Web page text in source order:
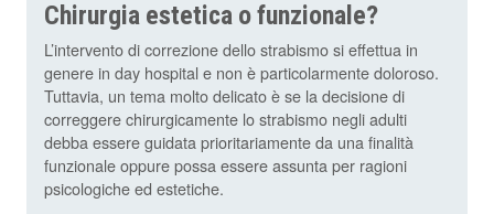
Chirurgia estetica o funzionale?
L’intervento di correzione dello strabismo si effettua in
genere in day hospital e non è particolarmente doloroso.
Tuttavia, un tema molto delicato è se la decisione di
correggere chirurgicamente lo strabismo negli adulti
debba essere guidata prioritariamente da una finalità
funzionale oppure possa essere assunta per ragioni
psicologiche ed estetiche.